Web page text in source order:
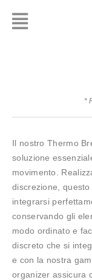
*
Il nostro Thermo
soluzione
movimento.
discrezione,
integrarsi
conservando gli
modo ordinato e
discreto che si
e con la nostra
organizer assicura